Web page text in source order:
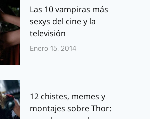
Las 10 vampiras más
sexys del cine y la
televisión
Enero 15, 2014
12 chistes, memes y
montajes sobre Thor: